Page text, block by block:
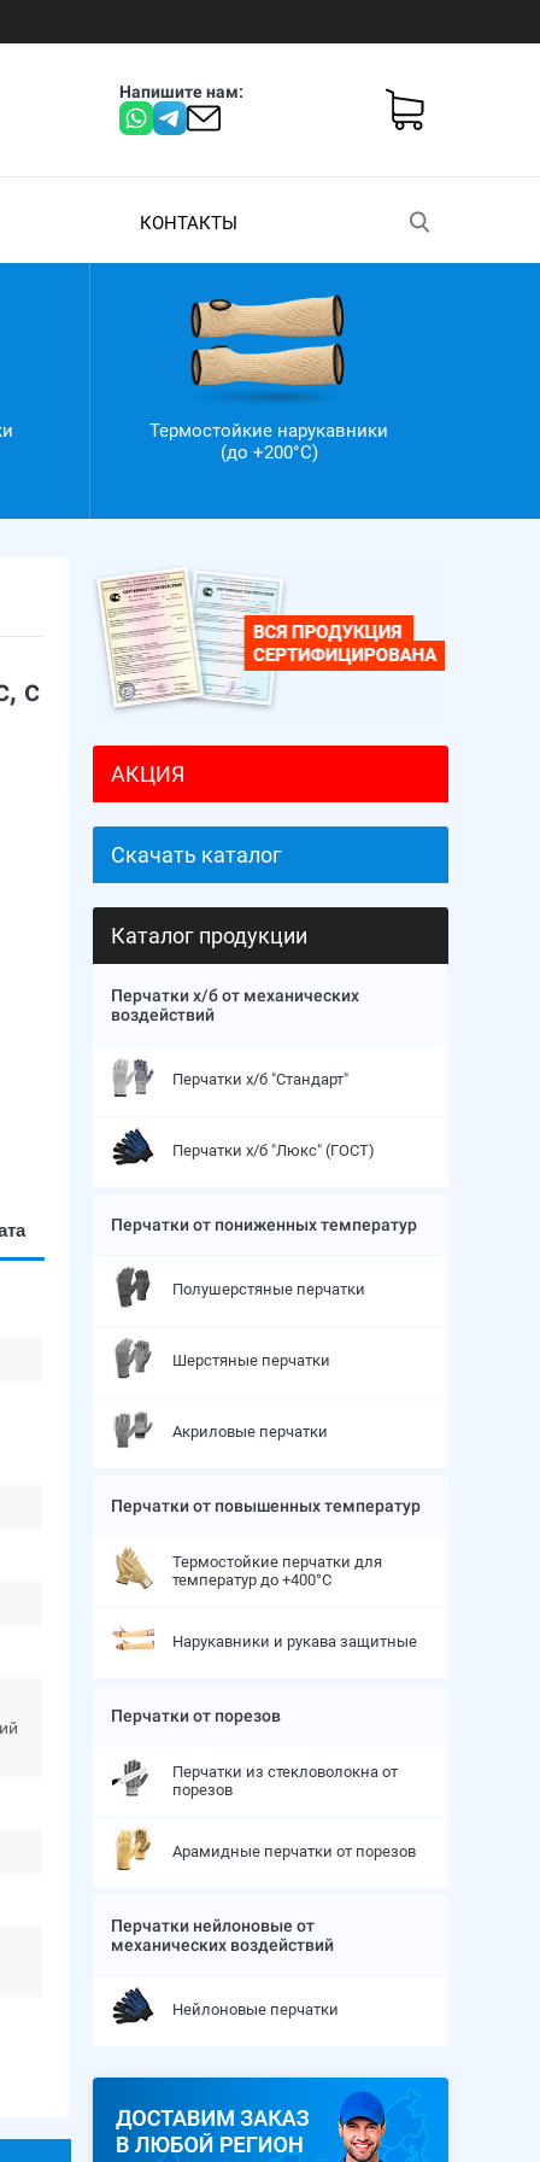
Напишите нам:
КОНТАКТЫ
Термостойкие нарукавники
(до +200°С)
с
АКЦИЯ
Скачать каталог
Каталог продукции
Перчатки х/б от механических
воздействий
Перчатки х/б "Стандарт"
Перчатки х/б "Люкс" (ГОСТ)
Перчатки от пониженных температур
Полушерстяные перчатки
Шерстяные перчатки
Акриловые перчатки
Перчатки от повышенных температур
Термостойкие перчатки для
температур до +400°С
Нарукавники и рукава защитные
Перчатки от порезов
Перчатки из стекловолокна от
порезов
Арамидные перчатки от порезов
Перчатки нейлоновые от
механических воздействий
Нейлоновые перчатки